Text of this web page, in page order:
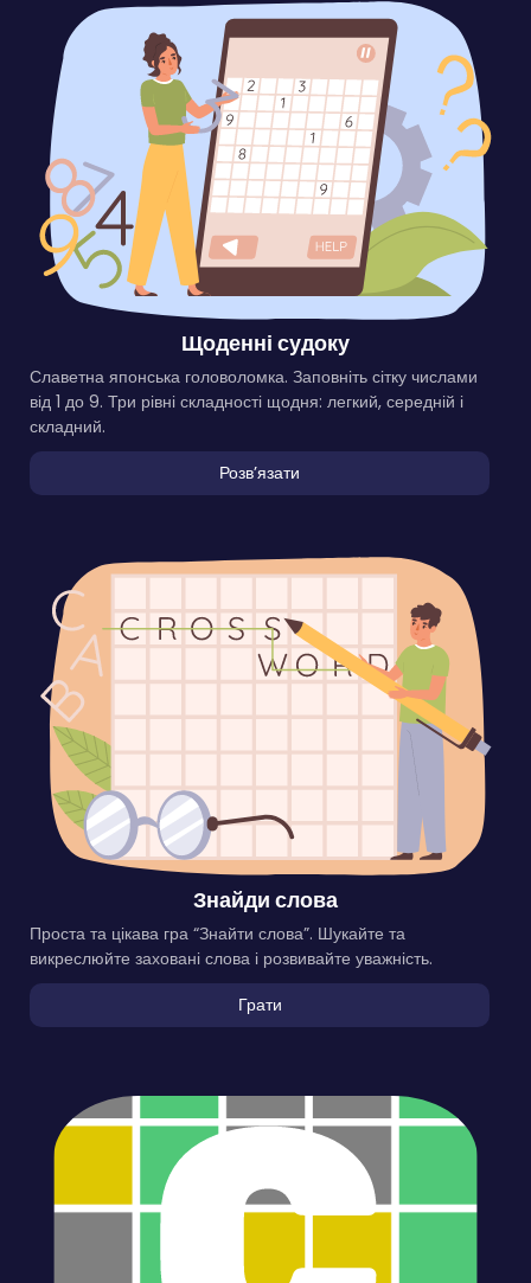
Щоденні судоку
Славетна японська головоломка. Заповніть сітку числами
від 1 до 9. Три рівні складності щодня: легкий, середній і
складний.
Розвʼязати
Знайди слова
Проста та цікава гра “Знайти слова”. Шукайте та
викреслюйте заховані слова і розвивайте уважність.
Грати